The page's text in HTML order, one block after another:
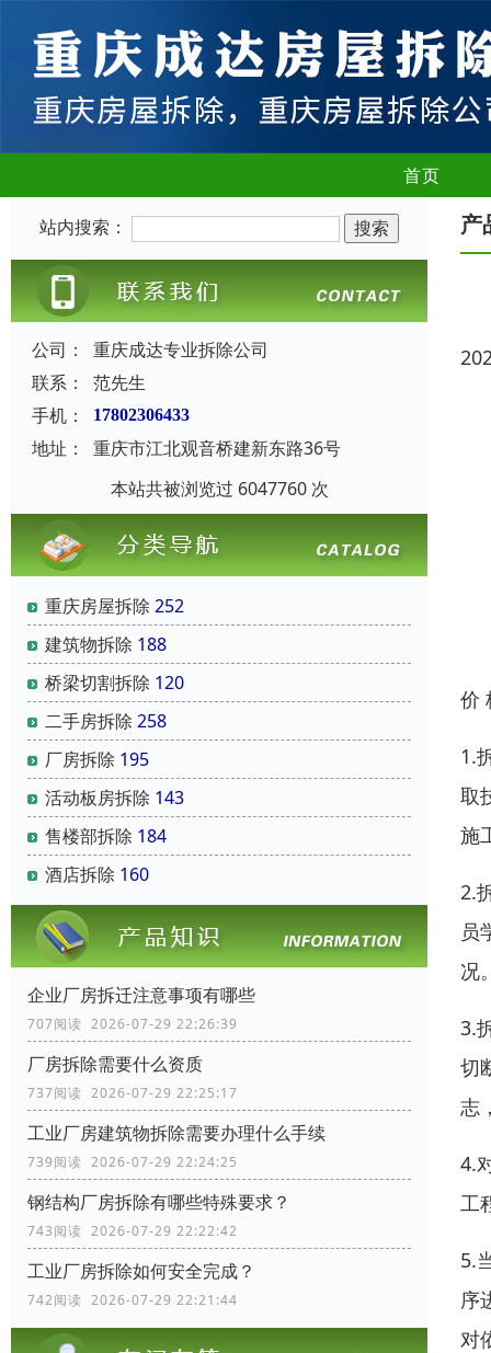
首页
站内搜索：
公司：
重庆成达专业拆除公司
联系：
范先生
手机：
17802306433
地址：
重庆市江北观音桥建新东路36号
本站共被浏览过 6047760 次
重庆房屋拆除 252
建筑物拆除 188
桥梁切割拆除 120
二手房拆除 258
厂房拆除 195
活动板房拆除 143
售楼部拆除 184
酒店拆除 160
企业厂房拆迁注意事项有哪些
707阅读 2026-07-29 22:26:39
厂房拆除需要什么资质
737阅读 2026-07-29 22:25:17
工业厂房建筑物拆除需要办理什么手续
739阅读 2026-07-29 22:24:25
钢结构厂房拆除有哪些特殊要求？
743阅读 2026-07-29 22:22:42
工业厂房拆除如何安全完成？
742阅读 2026-07-29 22:21:44
产
价
1.
取
施
2.
员
况
3.
切
志
4.
工
5.
序
对